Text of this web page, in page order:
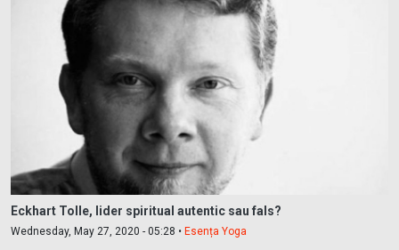
Eckhart Tolle, lider spiritual autentic sau fals?
Wednesday, May 27, 2020 - 05:28 • Esența Yoga